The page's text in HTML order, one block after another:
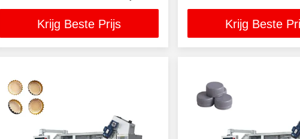
Krijg Beste Prijs Krijg Beste